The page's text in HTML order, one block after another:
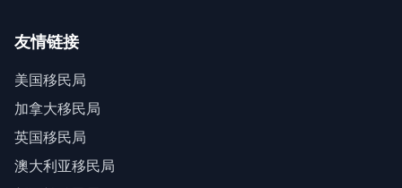
友情链接
美国移民局
加拿大移民局
英国移民局
澳大利亚移民局